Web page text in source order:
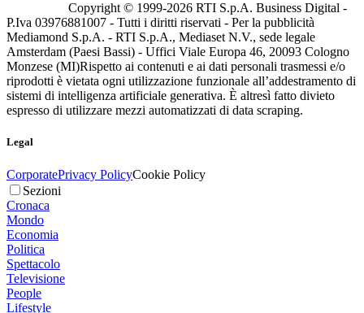
Copyright © 1999-2026 RTI S.p.A. Business Digital -
P.Iva 03976881007 - Tutti i diritti riservati - Per la pubblicità
Mediamond S.p.A. - RTI S.p.A., Mediaset N.V., sede legale
Amsterdam (Paesi Bassi) - Uffici Viale Europa 46, 20093 Cologno
Monzese (MI)Rispetto ai contenuti e ai dati personali trasmessi e/o
riprodotti è vietata ogni utilizzazione funzionale all’addestramento di
sistemi di intelligenza artificiale generativa. È altresì fatto divieto
espresso di utilizzare mezzi automatizzati di data scraping.
Legal
CorporatePrivacy PolicyCookie Policy
Sezioni
Cronaca
Mondo
Economia
Politica
Spettacolo
Televisione
People
Lifestyle